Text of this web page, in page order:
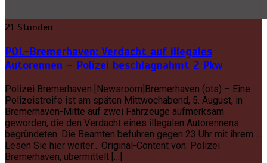
21 Stunden
POL-Bremerhaven: Verdacht auf illegales
Autorennen – Polizei beschlagnahmt 2 Pkw
Polizei Bremerhaven [Newsroom]Bremerhaven (ots) – Eine
Polizeistreife ist am späten Mittwochabend, 5. August, in
Bremerhaven-Mitte auf zwei Fahrzeuge aufmerksam
geworden, die den Verdacht eines illegalen Autorennens
begründeten. Die Beamten befuhren gegen 23 Uhr mit ihrem …
Lesen Sie hier weiter… Original-Content von: Polizei
Bremerhaven, übermittelt […]